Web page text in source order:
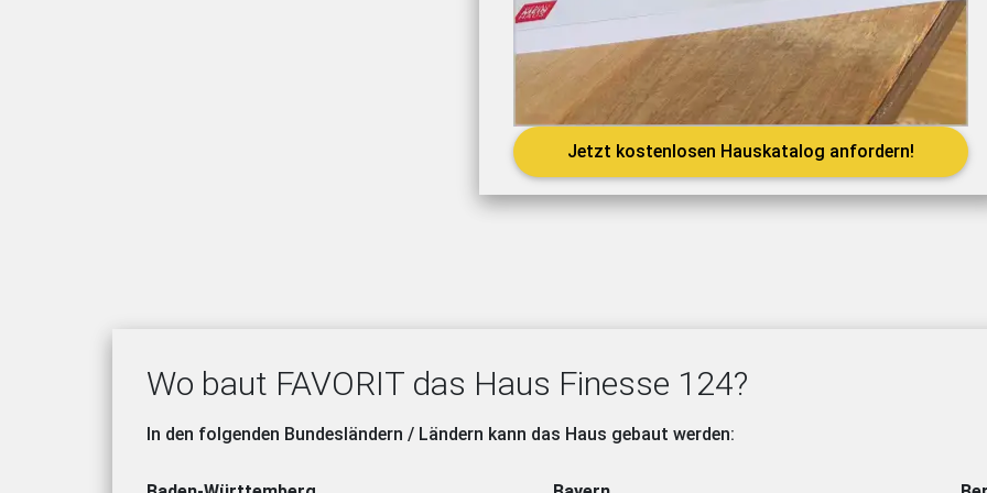
Jetzt kostenlosen Hauskatalog anfordern!
Wo baut FAVORIT das Haus Finesse 124?
In den folgenden Bundesländern / Ländern kann das Haus gebaut werden: